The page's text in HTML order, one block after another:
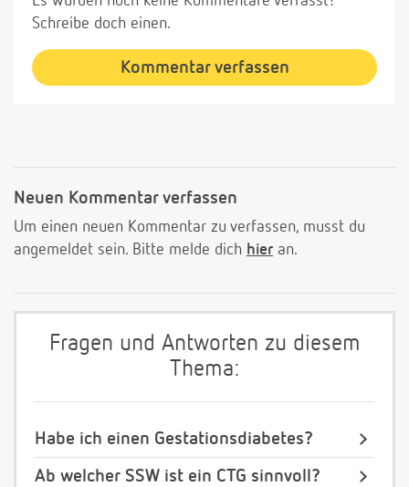
Schreibe doch einen.
Kommentar verfassen
Neuen Kommentar verfassen
Um einen neuen Kommentar zu verfassen, musst du
angemeldet sein. Bitte melde dich hier an.
Fragen und Antworten zu diesem
Thema:
Habe ich einen Gestationsdiabetes?
Ab welcher SSW ist ein CTG sinnvoll?